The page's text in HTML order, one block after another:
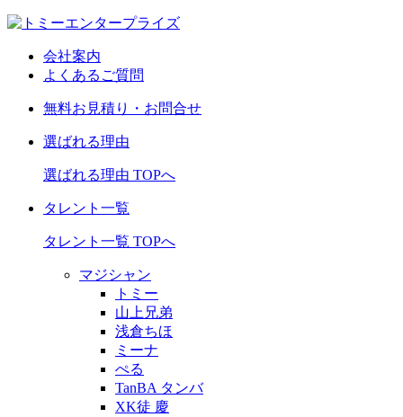
会社案内
よくあるご質問
無料お見積り・お問合せ
選ばれる理由
選ばれる理由 TOPへ
タレント一覧
タレント一覧 TOPへ
マジシャン
トミー
山上兄弟
浅倉ちほ
ミーナ
ぺる
TanBA タンバ
XK徒 慶